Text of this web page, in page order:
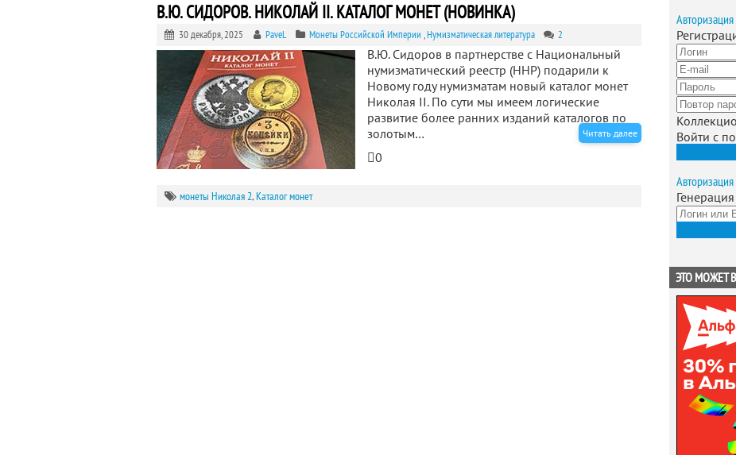
В.Ю. СИДОРОВ. НИКОЛАЙ II. КАТАЛОГ МОНЕТ (НОВИНКА)
30 декабря, 2025 PaveL Монеты Российской Империи ,Нумизматическая литература 2
В.Ю. Сидоров в партнерстве с Национальный
нумизматический реестр (ННР) подарили к
Новому году нумизматам новый каталог монет
Николая II. По сути мы имеем логические
развитие более ранних изданий каталогов по
золотым…
0
Читать далее
монеты Николая 2,Каталог монет
Авторизация
Войти с
Авторизация
ЭТО МОЖЕТ